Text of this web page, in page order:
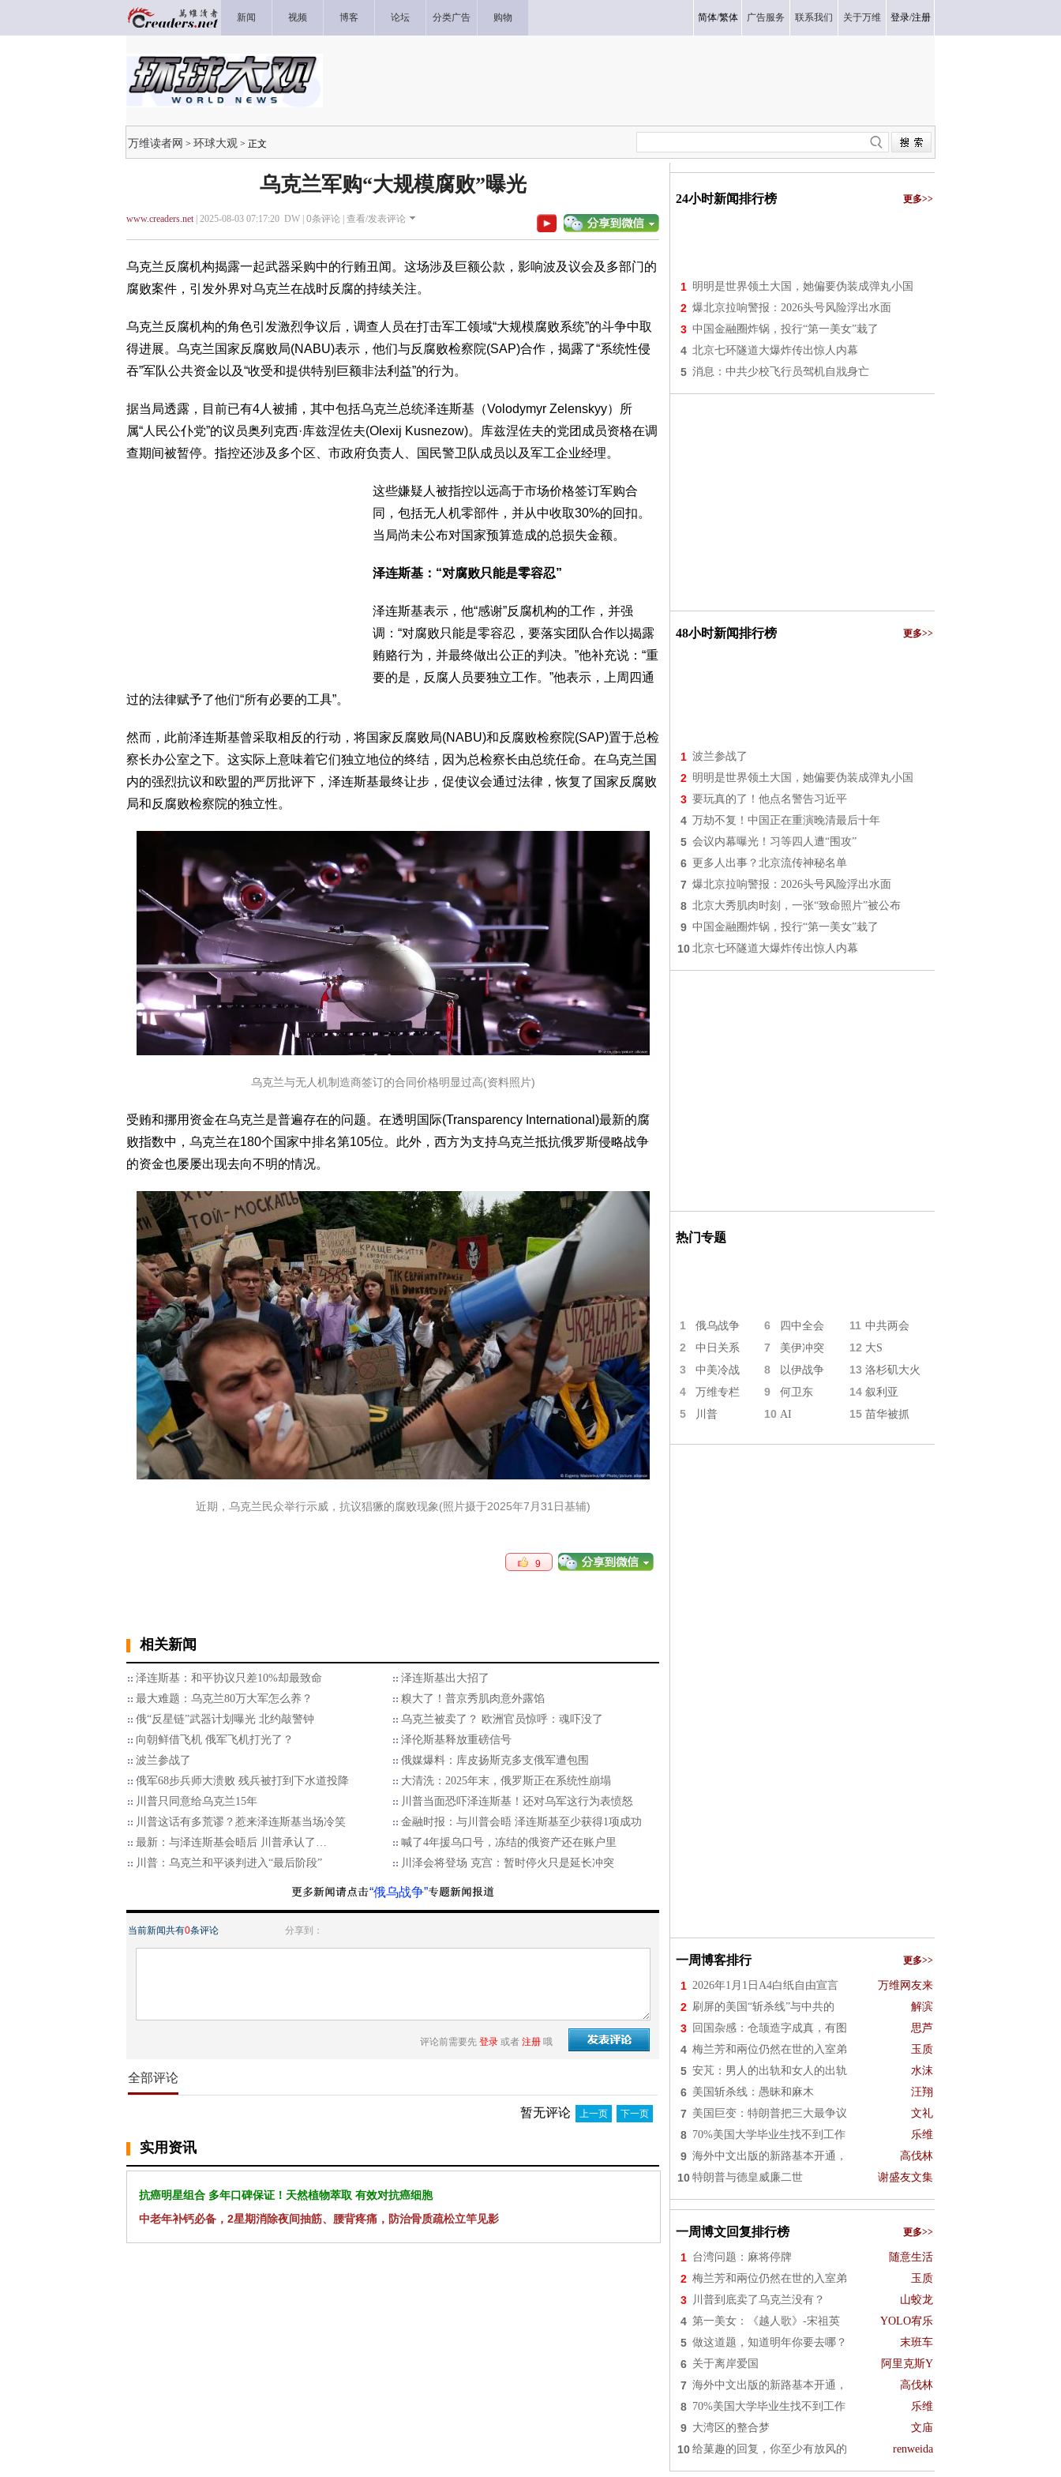
新闻 视频 博客 论坛 分类广告 购物 简体/繁体 广告服务 联系我们 关于万维 登录/注册
万维读者网 > 环球大观 > 正文
乌克兰军购“大规模腐败”曝光
www.creaders.net| 2025-08-03 07:17:20 DW | 0条评论 | 查看/发表评论
乌克兰反腐机构揭露一起武器采购中的行贿丑闻。这场涉及巨额公款，影响波及议会及多部门的
腐败案件，引发外界对乌克兰在战时反腐的持续关注。
乌克兰反腐机构的角色引发激烈争议后，调查人员在打击军工领域“大规模腐败系统”的斗争中取
得进展。乌克兰国家反腐败局(NABU)表示，他们与反腐败检察院(SAP)合作，揭露了“系统性侵
吞”军队公共资金以及“收受和提供特别巨额非法利益”的行为。
据当局透露，目前已有4人被捕，其中包括乌克兰总统泽连斯基（Volodymyr Zelenskyy）所
属“人民公仆党”的议员奥列克西·库兹涅佐夫(Olexij Kusnezow)。库兹涅佐夫的党团成员资格在调
查期间被暂停。指控还涉及多个区、市政府负责人、国民警卫队成员以及军工企业经理。
这些嫌疑人被指控以远高于市场价格签订军购合
同，包括无人机零部件，并从中收取30%的回扣。
当局尚未公布对国家预算造成的总损失金额。
泽连斯基：“对腐败只能是零容忍”
泽连斯基表示，他“感谢”反腐机构的工作，并强
调：“对腐败只能是零容忍，要落实团队合作以揭露
贿赂行为，并最终做出公正的判决。”他补充说：“重
要的是，反腐人员要独立工作。”他表示，上周四通
过的法律赋予了他们“所有必要的工具”。
然而，此前泽连斯基曾采取相反的行动，将国家反腐败局(NABU)和反腐败检察院(SAP)置于总检
察长办公室之下。这实际上意味着它们独立地位的终结，因为总检察长由总统任命。在乌克兰国
内的强烈抗议和欧盟的严厉批评下，泽连斯基最终让步，促使议会通过法律，恢复了国家反腐败
局和反腐败检察院的独立性。
乌克兰与无人机制造商签订的合同价格明显过高(资料照片)
受贿和挪用资金在乌克兰是普遍存在的问题。在透明国际(Transparency International)最新的腐
败指数中，乌克兰在180个国家中排名第105位。此外，西方为支持乌克兰抵抗俄罗斯侵略战争
的资金也屡屡出现去向不明的情况。
近期，乌克兰民众举行示威，抗议猖獗的腐败现象(照片摄于2025年7月31日基辅)
9
相关新闻
泽连斯基：和平协议只差10%却最致命
泽连斯基出大招了
最大难题：乌克兰80万大军怎么养？
糗大了！普京秀肌肉意外露馅
俄“反星链”武器计划曝光 北约敲警钟
乌克兰被卖了？ 欧洲官员惊呼：魂吓没了
向朝鲜借飞机 俄军飞机打光了？
泽伦斯基释放重磅信号
波兰参战了
俄媒爆料：库皮扬斯克多支俄军遭包围
俄军68步兵师大溃败 残兵被打到下水道投降
大清洗：2025年末，俄罗斯正在系统性崩塌
川普只同意给乌克兰15年
川普当面恐吓泽连斯基！还对乌军这行为表愤怒
川普这话有多荒谬？惹来泽连斯基当场冷笑
金融时报：与川普会晤 泽连斯基至少获得1项成功
最新：与泽连斯基会晤后 川普承认了…
喊了4年援乌口号，冻结的俄资产还在账户里
川普：乌克兰和平谈判进入“最后阶段”
川泽会将登场 克宫：暂时停火只是延长冲突
“俄乌战争”
当前新闻共有0条评论 分享到：
评论前需要先 登录 或者 注册 哦
全部评论
暂无评论 上一页 下一页
实用资讯
抗癌明星组合 多年口碑保证！天然植物萃取 有效对抗癌细胞
中老年补钙必备，2星期消除夜间抽筋、腰背疼痛，防治骨质疏松立竿见影
24小时新闻排行榜 更多>>
1 明明是世界领土大国，她偏要伪装成弹丸小国
2 爆北京拉响警报：2026头号风险浮出水面
3 中国金融圈炸锅，投行“第一美女”栽了
4 北京七环隧道大爆炸传出惊人内幕
5 消息：中共少校飞行员驾机自戕身亡
48小时新闻排行榜 更多>>
1 波兰参战了
2 明明是世界领土大国，她偏要伪装成弹丸小国
3 要玩真的了！他点名警告习近平
4 万劫不复！中国正在重演晚清最后十年
5 会议内幕曝光！习等四人遭“围攻”
6 更多人出事？北京流传神秘名单
7 爆北京拉响警报：2026头号风险浮出水面
8 北京大秀肌肉时刻，一张“致命照片”被公布
9 中国金融圈炸锅，投行“第一美女”栽了
10 北京七环隧道大爆炸传出惊人内幕
热门专题
1 俄乌战争 6 四中全会 11 中共两会
2 中日关系 7 美伊冲突 12 大S
3 中美冷战 8 以伊战争 13 洛杉矶大火
4 万维专栏 9 何卫东 14 叙利亚
5 川普 10 AI 15 苗华被抓
一周博客排行 更多>>
1 2026年1月1日A4白纸自由宣言 万维网友来
2 刷屏的美国“斩杀线”与中共的 解滨
3 回国杂感：仓颉造字成真，有图 思芦
4 梅兰芳和兩位仍然在世的入室弟 玉质
5 安芃：男人的出轨和女人的出轨 水沫
6 美国斩杀线：愚昧和麻木 汪翔
7 美国巨变：特朗普把三大最争议 文礼
8 70%美国大学毕业生找不到工作 乐维
9 海外中文出版的新路基本开通， 高伐林
10 特朗普与德皇威廉二世 谢盛友文集
一周博文回复排行榜 更多>>
1 台湾问题：麻将停牌 随意生活
2 梅兰芳和兩位仍然在世的入室弟 玉质
3 川普到底卖了乌克兰没有？ 山蛟龙
4 第一美女：《越人歌》-宋祖英 YOLO宥乐
5 做这道题，知道明年你要去哪？ 末班车
6 关于离岸爱国 阿里克斯Y
7 海外中文出版的新路基本开通， 高伐林
8 70%美国大学毕业生找不到工作 乐维
9 大湾区的整合梦 文庙
10 给菓趣的回复，你至少有放风的 renweida